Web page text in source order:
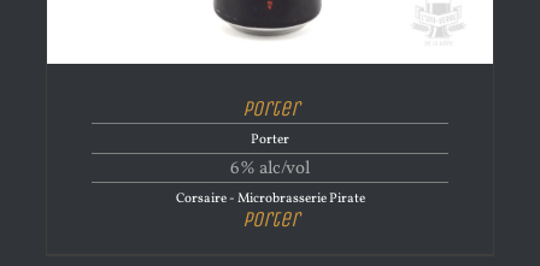
Porter
Porter
6% alc/vol
Corsaire - Microbrasserie Pirate
Porter